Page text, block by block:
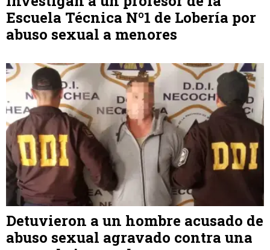
Escuela Técnica Nº1 de Lobería por
abuso sexual a menores
Detuvieron a un hombre acusado de
abuso sexual agravado contra una